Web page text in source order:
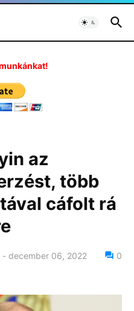
az
több
cáfolt rá
- december 06, 2022 0